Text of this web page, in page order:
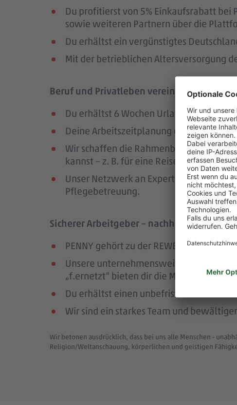
Du profitierst von 5% Einkaufsrabatt bei
sowie weiteren Partnern über die
Du erhältst ein vergünstigtes
Mit der betrieblichen Altersversorgung
Beruf und Privatleben vereinbaren – das
Du erhältst 6 Wochen Urlaub pro Jahr.
Deine Arbeitszeitplanung erfolgt in der
Wir schaffen die Rahmenbedingungen
kannst – z. B. für eine Reise oder einen
Unser Netzwerk an Expert:innen
Pflegebetreuung.
Sicherer Arbeitgeber – nachhaltig und
PENNY gehört zu der REWE Group,
Unsere unternehmensweiten
„f.ernetzt“ bieten dir die Möglichkeit
Du erhältst einen unbefristeten
Wir sind ein starkes Team und
Wir betonen ausdrücklich, dass bei uns alle Menschen -
Religion/Weltanschauung, körperlichen und geistigen